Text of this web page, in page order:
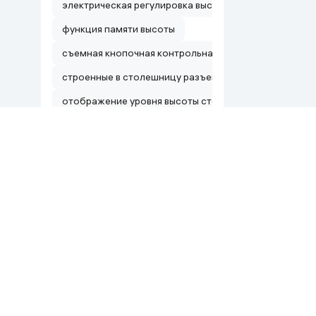
электрическая регулировка высоты, память
функция памяти высоты
съемная кнопочная контрольная панель с дисплеем
строенные в столешницу разъемы: USB-А, USB-C
отображение уровня высоты столешницы на дисплее